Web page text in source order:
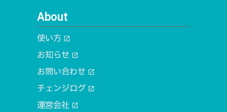
About
使い方 open_in_new
お知らせ open_in_new
お問い合わせ open_in_new
チェンジログ open_in_new
運営会社 open_in_new